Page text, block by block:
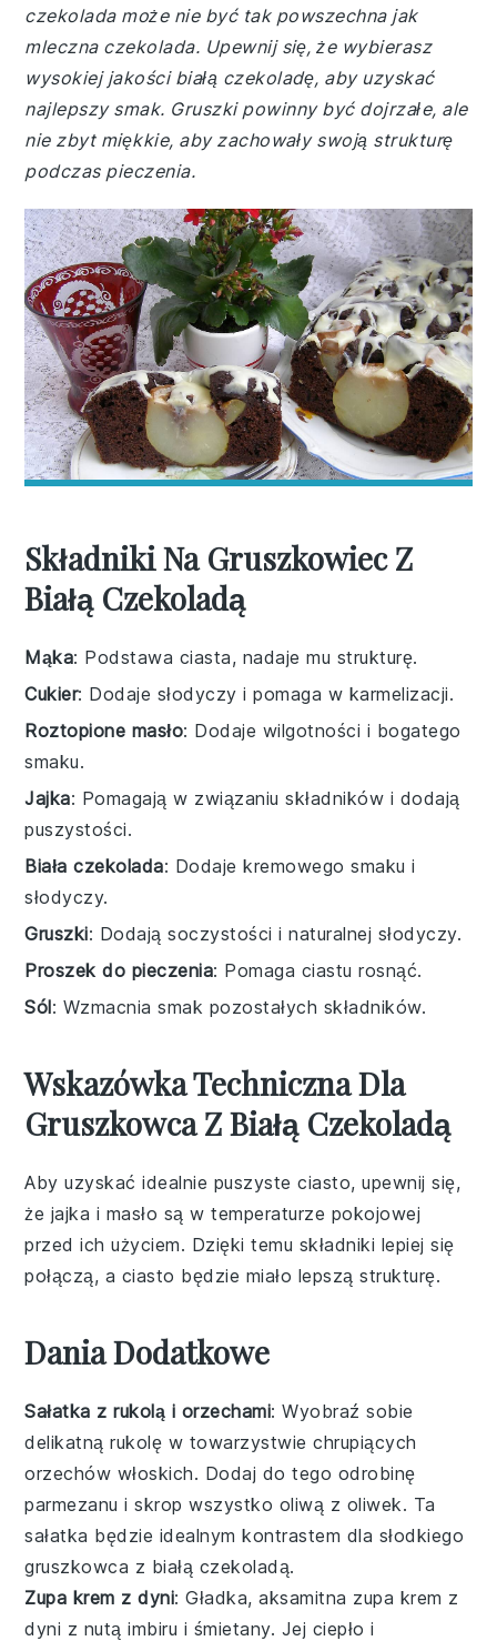
czekolada może nie być tak powszechna jak
mleczna czekolada. Upewnij się, że wybierasz
wysokiej jakości białą czekoladę, aby uzyskać
najlepszy smak. Gruszki powinny być dojrzałe, ale
nie zbyt miękkie, aby zachowały swoją strukturę
podczas pieczenia.
Składniki Na Gruszkowiec Z
Białą Czekoladą
Mąka: Podstawa ciasta, nadaje mu strukturę.
Cukier: Dodaje słodyczy i pomaga w karmelizacji.
Roztopione masło: Dodaje wilgotności i bogatego
smaku.
Jajka: Pomagają w związaniu składników i dodają
puszystości.
Biała czekolada: Dodaje kremowego smaku i
słodyczy.
Gruszki: Dodają soczystości i naturalnej słodyczy.
Proszek do pieczenia: Pomaga ciastu rosnąć.
Sól: Wzmacnia smak pozostałych składników.
Wskazówka Techniczna Dla
Gruszkowca Z Białą Czekoladą
Aby uzyskać idealnie puszyste ciasto, upewnij się,
że jajka i masło są w temperaturze pokojowej
przed ich użyciem. Dzięki temu składniki lepiej się
połączą, a ciasto będzie miało lepszą strukturę.
Dania Dodatkowe
Sałatka z rukolą i orzechami: Wyobraź sobie
delikatnąrukolę w towarzystwie chrupiących
orzechów włoskich. Dodaj do tego odrobinę
parmezanu i skrop wszystko oliwą z oliwek. Ta
sałatka będzie idealnym kontrastem dla słodkiego
gruszkowca z białą czekoladą.
Zupa krem z dyni: Gładka, aksamitna zupa krem z
dyni z nutąimbiru i śmietany. Jej ciepło i